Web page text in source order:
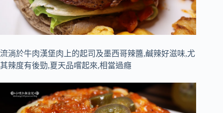
流淌於牛肉漢堡肉上的起司及墨西哥辣醬,鹹辣好滋味,尤
其辣度有後勁,夏天品嚐起來,相當過癮